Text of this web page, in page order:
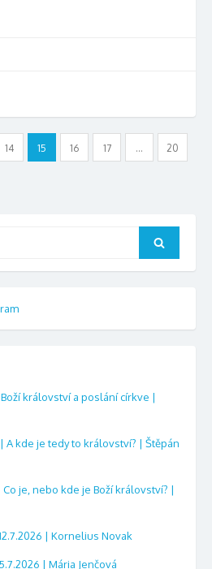
14 15 16 17 … 20
Search
království a poslání církve |
A kde je tedy to království? | Štěpán
Co je, nebo kde je Boží království? |
| Kornelius Novak
| Mária Jenčová